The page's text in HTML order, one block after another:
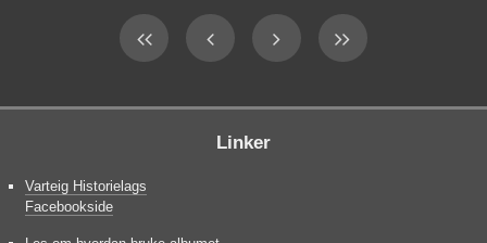
Linker
Varteig Historielags
Facebookside